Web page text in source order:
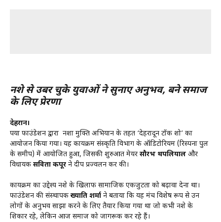
नशे से उबर चुके युवाओं ने सुनाए अनुभव, बने समाज
के लिए प्रेरणा
देहरादून।
पर्या फाउंडेशन द्वारा नशा मुक्ति अभियान के तहत ‘देहरादून टॉक शो’ का
आयोजन किया गया। यह कार्यक्रम संस्कृति विभाग के ऑडिटोरियम (रिस्पना पुल
के समीप) में आयोजित हुआ, जिसकी शुरुआत मेयर सौरभ थपलियाल और
विधायक सविता कपूर ने दीप प्रज्वलन कर की।
कार्यक्रम का उद्देश्य नशे के खिलाफ सामाजिक एकजुटता को बढ़ावा देना था।
फाउंडेशन की संस्थापक ख्याति शर्मा ने बताया कि यह मंच विशेष रूप से उन
लोगों के अनुभव साझा करने के लिए तैयार किया गया था जो कभी नशे के
शिकार रहे, लेकिन आज समाज को जागरूक कर रहे हैं।